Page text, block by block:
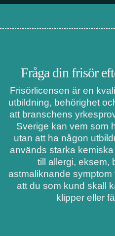
Fråga din frisör
Frisörlicensen är en
utbildning, behörighet
att branschens
Sverige kan vem som
utan att ha någon
används starka
till allergi, eksem,
astmaliknande symptom
att du som kund skall
klipper eller